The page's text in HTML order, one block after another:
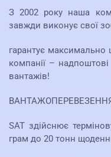
З 2002 року наша
завжди виконує свої
гарантує максимально
компанії –
вантажів!
SAT здійснює
грам до 20 тонн